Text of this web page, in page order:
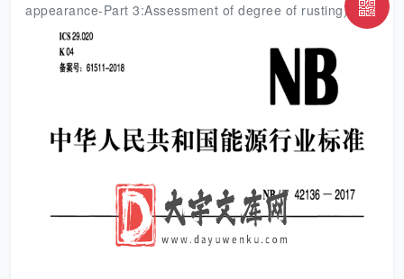
appearance-Part 3:Assessment of degree of rusting)